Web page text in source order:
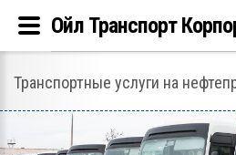
Транспортные услуги на
Ойл Транспорт